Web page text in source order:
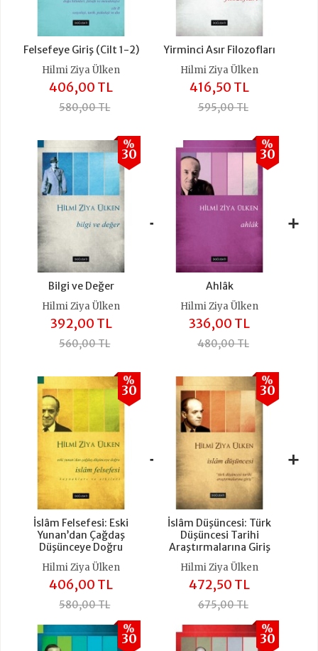
Felsefeye Giriş (Cilt 1-2)
Hilmi Ziya Ülken
406,00 TL
580,00 TL
Yirminci Asır Filozofları
Hilmi Ziya Ülken
416,50 TL
595,00 TL
Bilgi ve Değer
%
30
Hilmi Ziya Ülken
392,00 TL
560,00 TL
+
Ahlâk
%
30
Hilmi Ziya Ülken
336,00 TL
480,00 TL
+
İslâm Felsefesi: Eski
Yunan’dan Çağdaş
Düşünceye Doğru
%
30
Hilmi Ziya Ülken
406,00 TL
580,00 TL
+
İslâm Düşüncesi: Türk
Düşüncesi Tarihi
Araştırmalarına Giriş
%
30
Hilmi Ziya Ülken
472,50 TL
675,00 TL
+
%
30
%
30